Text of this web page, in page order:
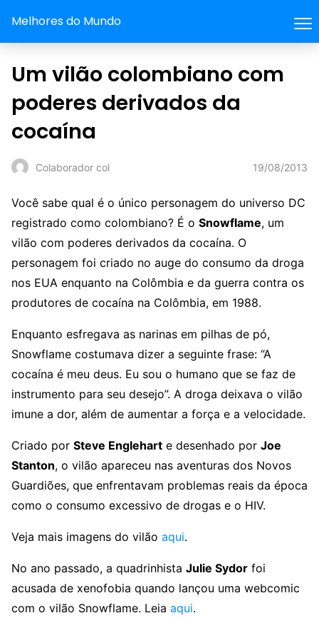
Melhores do Mundo
Um vilão colombiano com
poderes derivados da
cocaína
Colaborador col 19/08/2013
Você sabe qual é o único personagem do universo DC
registrado como colombiano? É o Snowflame, um
vilão com poderes derivados da cocaína. O
personagem foi criado no auge do consumo da droga
nos EUA enquanto na Colômbia e da guerra contra os
produtores de cocaína na Colômbia, em 1988.
Enquanto esfregava as narinas em pilhas de pó,
Snowflame costumava dizer a seguinte frase: “A
cocaína é meu deus. Eu sou o humano que se faz de
instrumento para seu desejo”. A droga deixava o vilão
imune a dor, além de aumentar a força e a velocidade.
Criado por Steve Englehart e desenhado por Joe
Stanton, o vilão apareceu nas aventuras dos Novos
Guardiões, que enfrentavam problemas reais da época
como o consumo excessivo de drogas e o HIV.
Veja mais imagens do vilão aqui.
No ano passado, a quadrinhista Julie Sydor foi
acusada de xenofobia quando lançou uma webcomic
com o vilão Snowflame. Leia aqui.